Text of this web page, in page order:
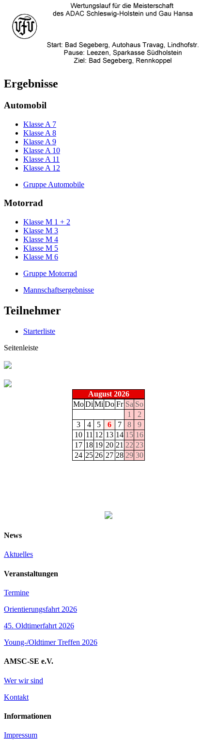
Ergebnisse
Automobil
Klasse A 7
Klasse A 8
Klasse A 9
Klasse A 10
Klasse A 11
Klasse A 12
Gruppe Automobile
Motorrad
Klasse M 1 + 2
Klasse M 3
Klasse M 4
Klasse M 5
Klasse M 6
Gruppe Motorrad
Mannschaftsergebnisse
Teilnehmer
Starterliste
Seitenleiste
August 2026
MoDi Mi Do Fr Sa So
1
2
3
4 5 6 7 8
9
10 11 12 13 14 15 16
17 18 19 20 21 22 23
24 25 26 27 28 29 30
News
Aktuelles
Veranstaltungen
Termine
Orientierungsfahrt 2026
45. Oldtimerfahrt 2026
Young-/Oldtimer Treffen 2026
AMSC-SE e.V.
Wer wir sind
Kontakt
Informationen
Impressum